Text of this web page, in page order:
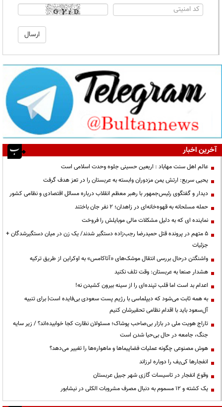
آخرین اخبار
عالم اهل سنت مهاباد : اربعین حسینی جلوه وحدت اسلامی است
یحیی سریع: ارتش یمن مزدوران وابسته به عربستان را در تعز هدف گرفت
دیدار و گفتگوی رئیس‌جمهور با رهبر معظم انقلاب درباره مسائل اقتصادی و نظامی کشور
حمله مسلحانه به قهوه‌خانه‌ای در زاهدان؛ ۲ نفر جان باختند
نماینده ای که به دلیل مشکلات مالی موبایلش را فروخت
۵ متهم در پرونده قتل حمیدرضا رجب‌زاده دستگیر شدند/ یک زن در میان دستگیرشدگان +
جزئیات
واشنگتن درحال بررسی انتقال موشک‌های «آتاکامس» به اوکراین از طریق ترکیه
هشدار صنعا به عربستان: وقت تلف نکنید
اعدام بد است اما قلب تپنده‌ای را از سینه بیرون کشیدن نه!
به همه ثابت می‌شود که دیپلماسی با رژیم پست سعودی بی‌فایده است| برای تنبیه
آل‌سعود باید با اقدام نظامی تحقیرشان کنیم
تاراج هویت ملی در بازار بی‌صاحب پوشاک؛ مسئولان نظارت کجا خوابیده‌اند؟ / زیر سایه
جنگ، جامعه در حال بی‌حیا شدن است
هوش مصنوعی چگونه عملیات فضاپیماها و ماهواره‌ها را تغییر می‌دهد؟
انفجارها کی‌یف را دوباره لرزاند
وقوع انفجار در تاسیسات گازی شهر جبیل عربستان
یک کشته و ۱۲ مسموم به دنبال مصرف مشروبات الکلی در نیشابور